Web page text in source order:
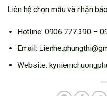
Liên hệ chọn mẫu và nhận
Hotline: 0906.777.390 –
Email:
Website: